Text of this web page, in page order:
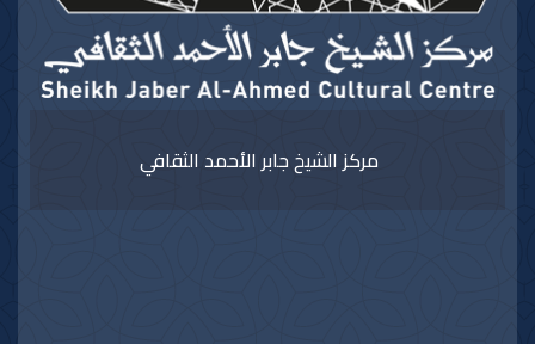
مركز الشيخ جابر الأحمد الثقافي